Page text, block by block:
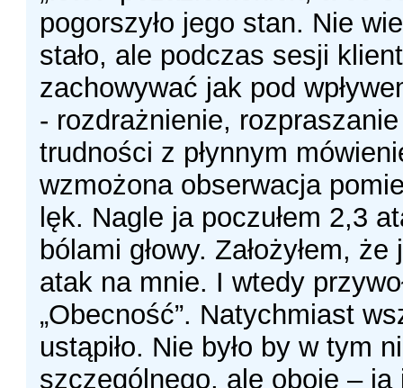
pogorszyło jego stan. Nie
stało, ale podczas sesji
zachowywać jak pod
- rozdrażnienie,
trudności z płynnym
wzmożona obserwacja
lęk. Nagle ja poczułem 2,3
bólami głowy. Założyłem,
atak na mnie. I wtedy
„Obecność”. Natychmiast
ustąpiło. Nie było by w tym
szczególnego, ale oboje –